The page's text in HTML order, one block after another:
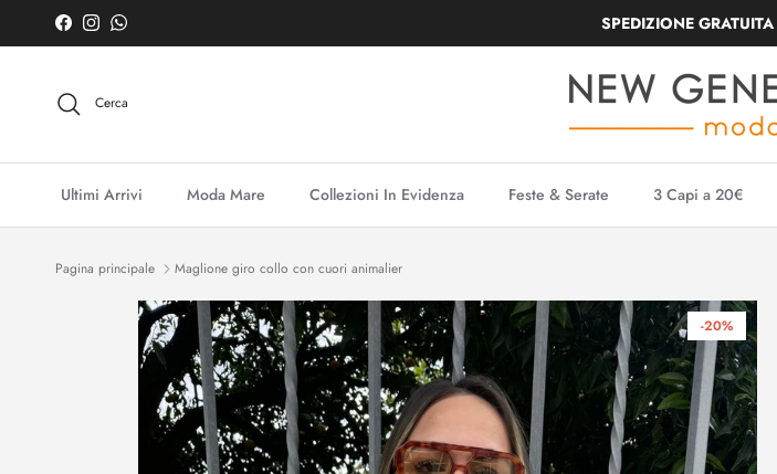
Passa ai contenuti
Facebook
InstagramWhatsApp SPEDIZIONE GRATUITA
Cerca
Ultimi Arrivi Moda Mare Collezioni In Evidenza Feste & Serate 3 Capi a 20€
Pagina principale Maglione giro collo con cuori animalier
-20%